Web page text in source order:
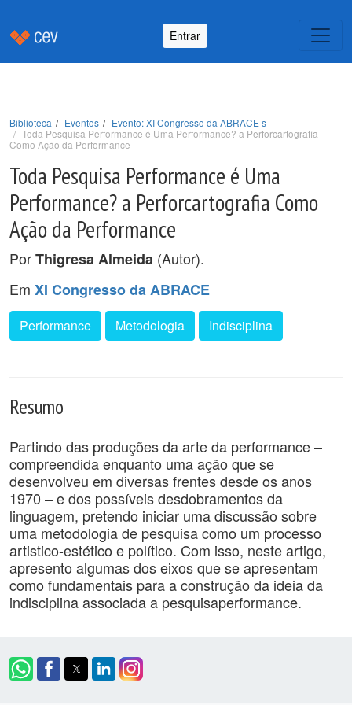
Entrar
Biblioteca Eventos
Evento: XI Congresso da ABRACE s
Toda Pesquisa Performance é Uma Performance? a Perforcartografia
Como Ação da Performance
Toda Pesquisa Performance é Uma
Performance? a Perforcartografia Como
Ação da Performance
PorThigresa Almeida (Autor).
Em XI Congresso da ABRACE
Performance Metodologia Indisciplina
Resumo
Partindo das produções da arte da performance –
compreendida enquanto uma ação que se
desenvolveu em diversas frentes desde os anos
1970 – e dos possíveis desdobramentos da
linguagem, pretendo iniciar uma discussão sobre
uma metodologia de pesquisa como um processo
artistico-estético e político. Com isso, neste artigo,
apresento algumas dos eixos que se apresentam
como fundamentais para a construção da ideia da
indisciplina associada a pesquisaperformance.